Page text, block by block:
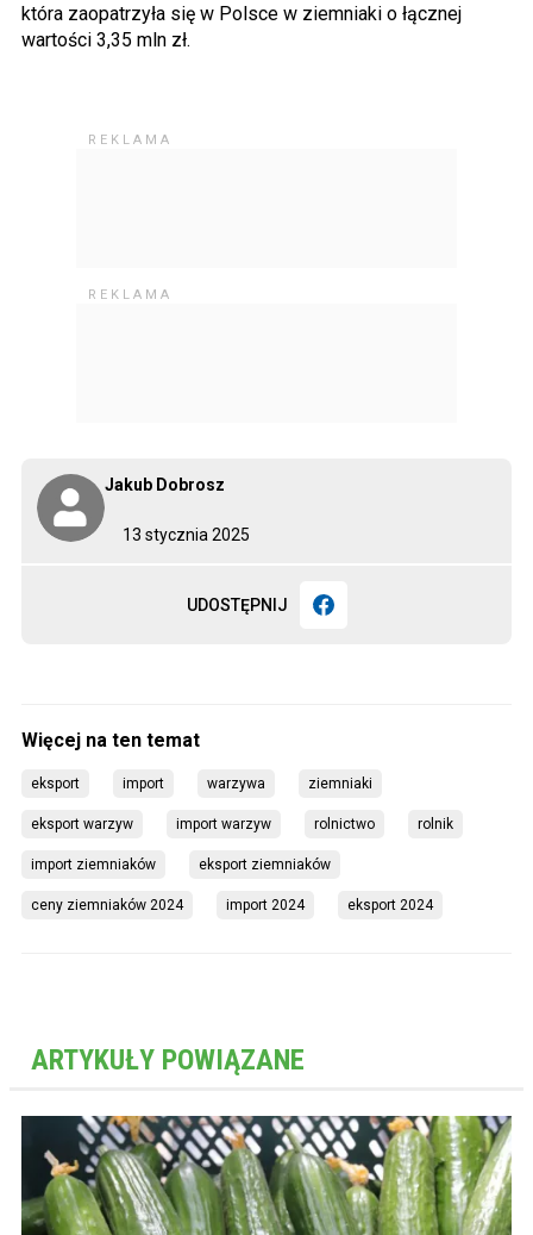
13 stycznia 2025
Jakub Dobrosz
UDOSTĘPNIJ
która zaopatrzyła się w Polsce w ziemniaki o łącznej
wartości 3,35 mln zł.
eksport import warzywa ziemniaki
eksport warzyw import warzyw rolnictwo rolnik
import ziemniaków eksport ziemniaków
ceny ziemniaków 2024 import 2024 eksport 2024
ARTYKUŁY POWIĄZANE